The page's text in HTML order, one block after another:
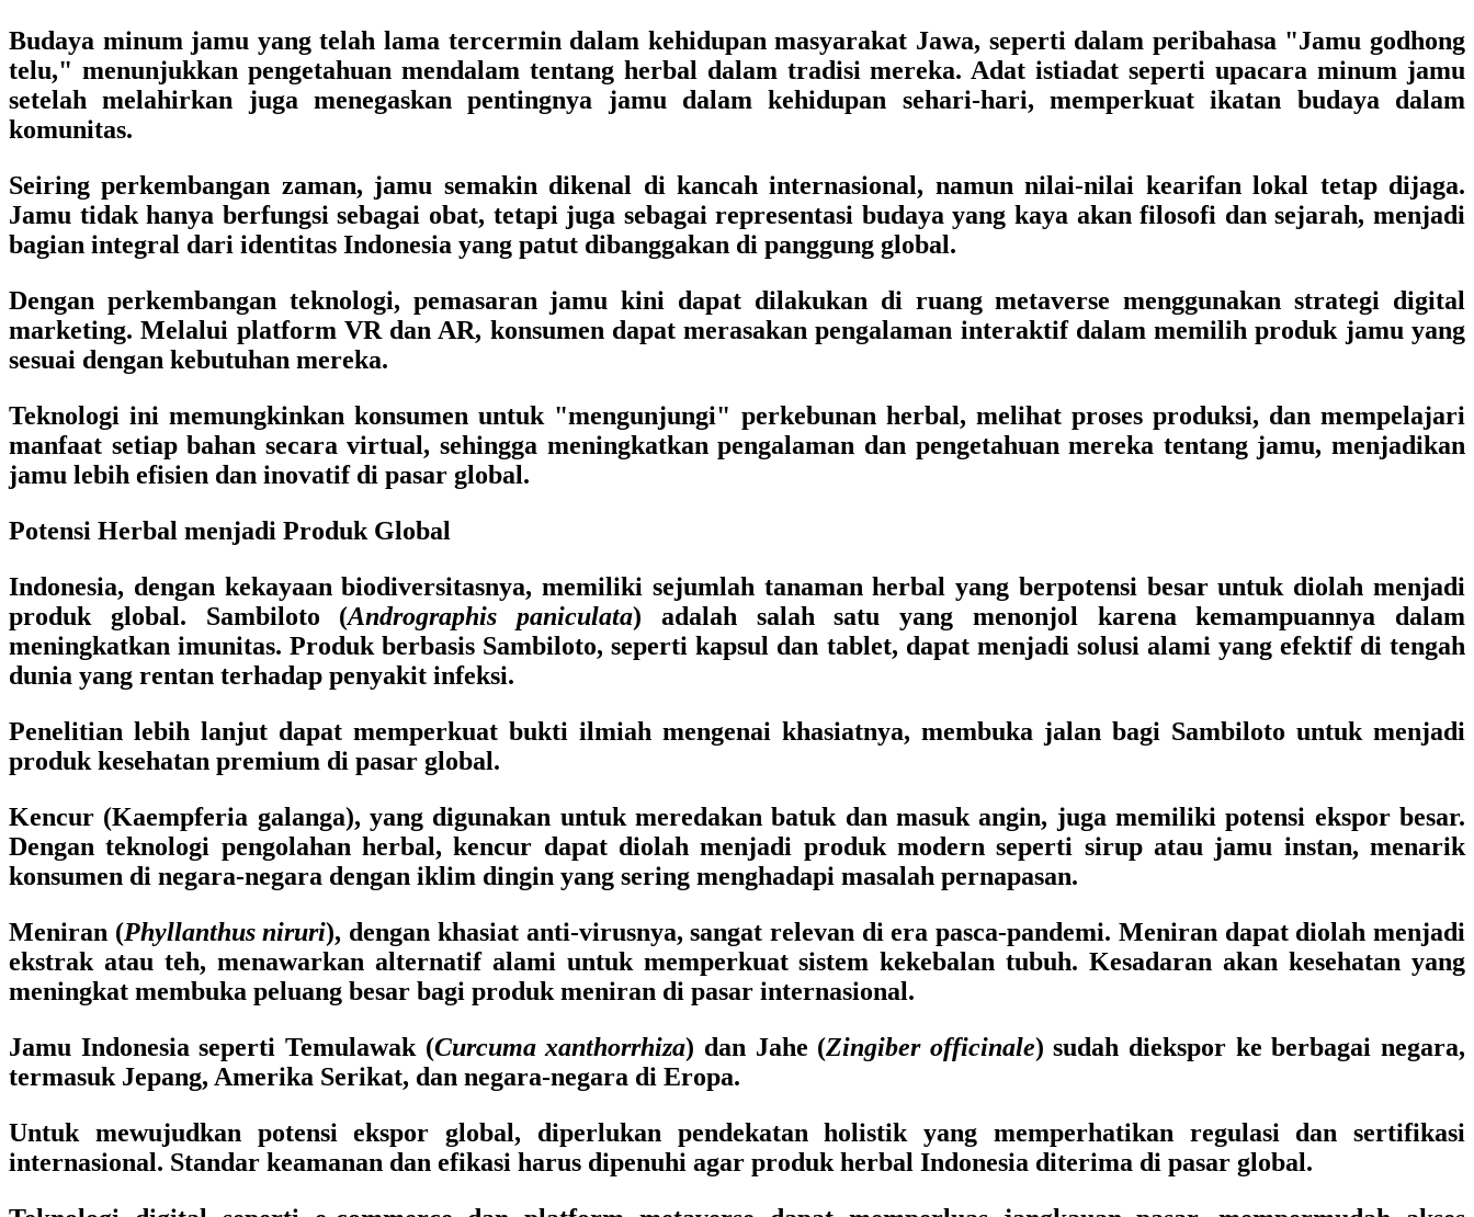
Budaya minum jamu yang telah lama tercermin dalam kehidupan masyarakat Jawa, seperti dalam peribahasa "Jamu godhong
telu," menunjukkan pengetahuan mendalam tentang herbal dalam tradisi mereka. Adat istiadat seperti upacara minum jamu
setelah melahirkan juga menegaskan pentingnya jamu dalam kehidupan sehari-hari, memperkuat ikatan budaya dalam
komunitas.
Seiring perkembangan zaman, jamu semakin dikenal di kancah internasional, namun nilai-nilai kearifan lokal tetap dijaga.
Jamu tidak hanya berfungsi sebagai obat, tetapi juga sebagai representasi budaya yang kaya akan filosofi dan sejarah, menjadi
bagian integral dari identitas Indonesia yang patut dibanggakan di panggung global.
Dengan perkembangan teknologi, pemasaran jamu kini dapat dilakukan di ruang metaverse menggunakan strategi digital
marketing. Melalui platform VR dan AR, konsumen dapat merasakan pengalaman interaktif dalam memilih produk jamu yang
sesuai dengan kebutuhan mereka.
Teknologi ini memungkinkan konsumen untuk "mengunjungi" perkebunan herbal, melihat proses produksi, dan mempelajari
manfaat setiap bahan secara virtual, sehingga meningkatkan pengalaman dan pengetahuan mereka tentang jamu, menjadikan
jamu lebih efisien dan inovatif di pasar global.
Potensi Herbal menjadi Produk Global
Indonesia, dengan kekayaan biodiversitasnya, memiliki sejumlah tanaman herbal yang berpotensi besar untuk diolah menjadi
produk global. Sambiloto (Andrographis paniculata) adalah salah satu yang menonjol karena kemampuannya dalam
meningkatkan imunitas. Produk berbasis Sambiloto, seperti kapsul dan tablet, dapat menjadi solusi alami yang efektif di tengah
dunia yang rentan terhadap penyakit infeksi.
Penelitian lebih lanjut dapat memperkuat bukti ilmiah mengenai khasiatnya, membuka jalan bagi Sambiloto untuk menjadi
produk kesehatan premium di pasar global.
Kencur (Kaempferia galanga), yang digunakan untuk meredakan batuk dan masuk angin, juga memiliki potensi ekspor besar.
Dengan teknologi pengolahan herbal, kencur dapat diolah menjadi produk modern seperti sirup atau jamu instan, menarik
konsumen di negara-negara dengan iklim dingin yang sering menghadapi masalah pernapasan.
Meniran (Phyllanthus niruri), dengan khasiat anti-virusnya, sangat relevan di era pasca-pandemi. Meniran dapat diolah menjadi
ekstrak atau teh, menawarkan alternatif alami untuk memperkuat sistem kekebalan tubuh. Kesadaran akan kesehatan yang
meningkat membuka peluang besar bagi produk meniran di pasar internasional.
Jamu Indonesia seperti Temulawak (Curcuma xanthorrhiza) dan Jahe (Zingiber officinale) sudah diekspor ke berbagai negara,
termasuk Jepang, Amerika Serikat, dan negara-negara di Eropa.
Untuk mewujudkan potensi ekspor global, diperlukan pendekatan holistik yang memperhatikan regulasi dan sertifikasi
internasional. Standar keamanan dan efikasi harus dipenuhi agar produk herbal Indonesia diterima di pasar global.